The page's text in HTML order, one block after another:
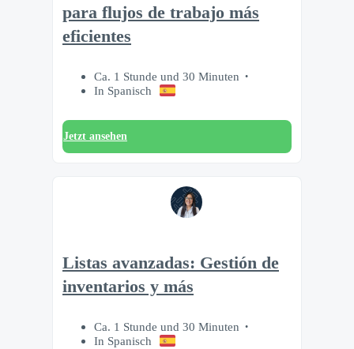
para flujos de trabajo más
eficientes
Ca. 1 Stunde und 30 Minuten
In Spanisch
Jetzt ansehen
Listas avanzadas: Gestión de
inventarios y más
Ca. 1 Stunde und 30 Minuten
In Spanisch